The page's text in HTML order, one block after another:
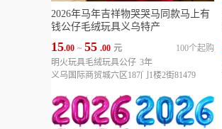
2026年马年吉祥物哭哭马同款马上有
钱公仔毛绒玩具义乌特产
15.00 ~ 55 .00 元
100个起购
明火玩具毛绒玩具公仔 3年
义乌国际商贸城六区187门1楼2街81479